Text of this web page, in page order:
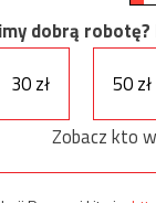
dobrą
30 zł
50 zł
Zobacz kto